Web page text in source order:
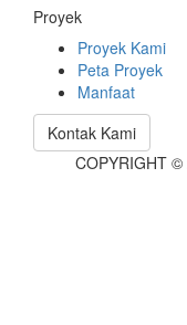
Proyek
Proyek Kami
Peta Proyek
Manfaat
Kontak Kami
COPYRIGHT ©